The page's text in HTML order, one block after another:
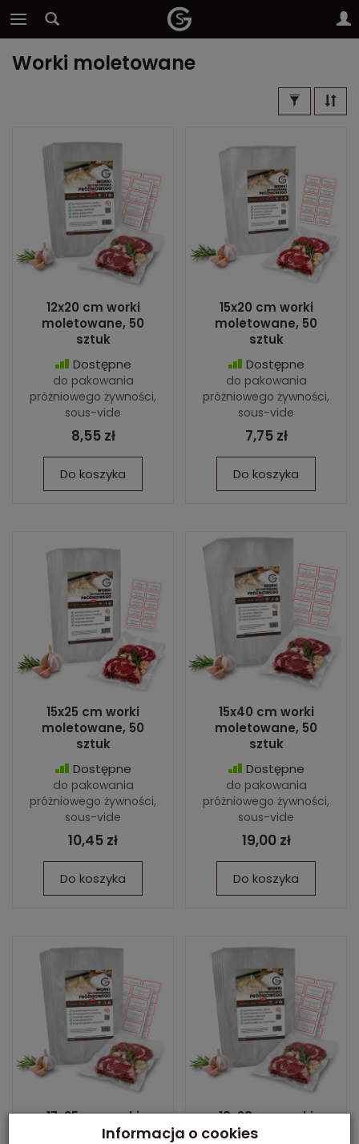
Worki moletowane
12x20 cm worki
moletowane, 50
sztuk
Dostępne
do pakowania
próżniowego żywności,
sous-vide
8,55 zł
Do koszyka
15x20 cm worki
moletowane, 50
sztuk
Dostępne
do pakowania
próżniowego żywności,
sous-vide
7,75 zł
Do koszyka
15x25 cm worki
moletowane, 50
sztuk
Dostępne
do pakowania
próżniowego żywności,
sous-vide
10,45 zł
Do koszyka
15x40 cm worki
moletowane, 50
sztuk
Dostępne
do pakowania
próżniowego żywności,
sous-vide
19,00 zł
Do koszyka
17x25 cm worki
moletowane, 50
18x28 cm worki
moletowane, 50
Informacja o cookies